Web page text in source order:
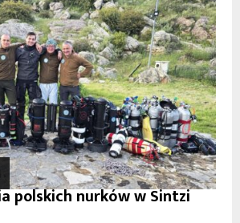
polskich nurków w Sintzi